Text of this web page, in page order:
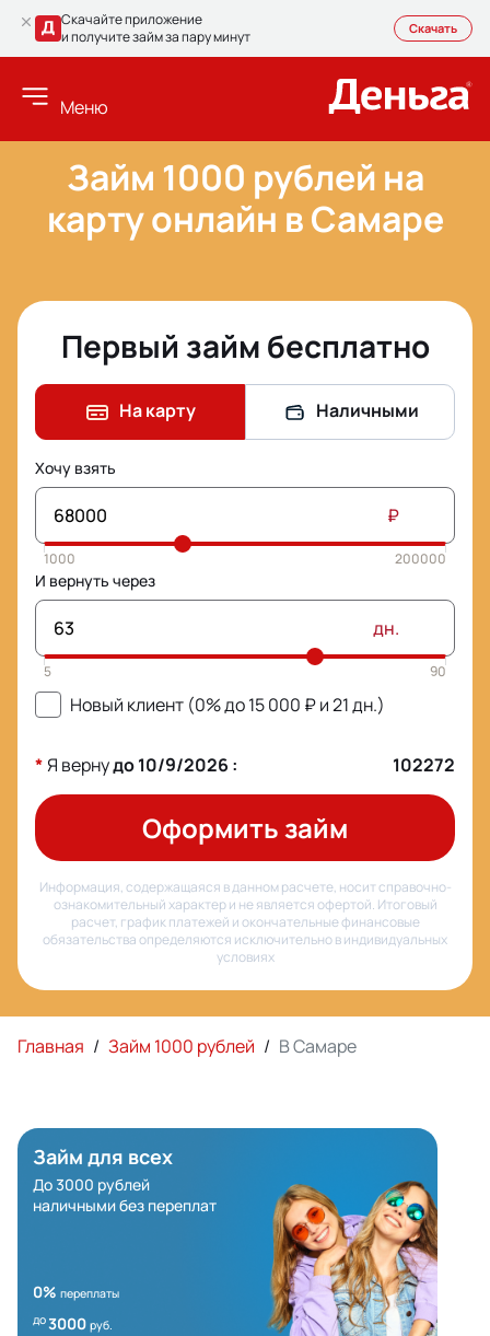
Скачайте приложение
и получите займ за пару минут
Скачать
Меню
Займ 1000 рублей на
карту онлайн в Самаре
Первый займ бесплатно
На карту Наличными
Хочу взять
₽
И вернуть через
дн.
Новый клиент (0% до15 000 ₽ и21дн.)
*Я вернудо10/9/2026 : 102272
Оформить займ
Информация, содержащаяся в данном расчете, носит справочно-
ознакомительный характер и не является офертой. Итоговый
расчет, график платежей и окончательные финансовые
обязательства определяются исключительно в индивидуальных
условиях
Главная / Займ 1000 рублей / В Самаре
Займ для всех
До 3000 рублей
наличными без переплат
0% переплаты
до3000 руб.